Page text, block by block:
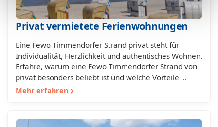
Privat vermietete Ferienwohnungen
Eine Fewo Timmendorfer Strand privat steht für
Individualität, Herzlichkeit und authentisches Wohnen.
Erfahre, warum eine Fewo Timmendorfer Strand von
privat besonders beliebt ist und welche Vorteile …
Mehr erfahren